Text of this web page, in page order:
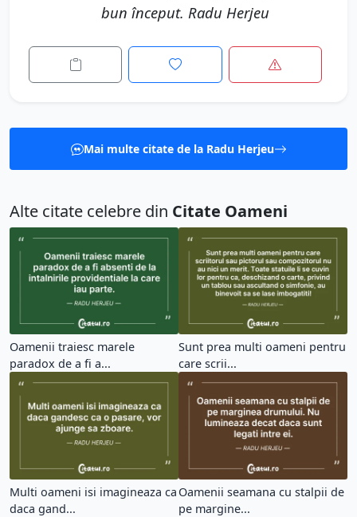
bun început. Radu Herjeu
Mai multe citate de la Radu Herjeu
Alte citate celebre din Citate Oameni
Oamenii traiesc marele
paradox de a fi a...
Sunt prea multi oameni pentru
care scrii...
Multi oameni isi imagineaza ca
daca gand...
Oamenii seamana cu stalpii de
pe margine...